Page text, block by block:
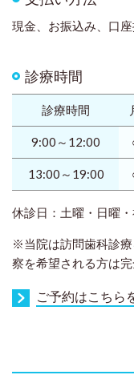
現金、お振込み、口
診療時間
診療時間
9:00～12:00
13:00～19:00
休診日：土曜・日曜・
※当院は訪問歯科診
察を希望される方は完
ご予約はこちら